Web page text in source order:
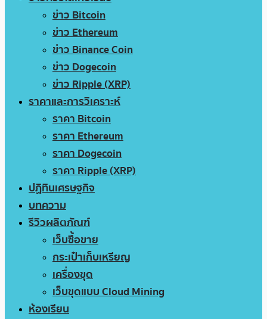
ข่าว Bitcoin
ข่าว Ethereum
ข่าว Binance Coin
ข่าว Dogecoin
ข่าว Ripple (XRP)
ราคาและการวิเคราะห์
ราคา Bitcoin
ราคา Ethereum
ราคา Dogecoin
ราคา Ripple (XRP)
ปฏิทินเศรษฐกิจ
บทความ
รีวิวผลิตภัณฑ์
เว็บซื้อขาย
กระเป๋าเก็บเหรียญ
เครื่องขุด
เว็บขุดแบบ Cloud Mining
ห้องเรียน